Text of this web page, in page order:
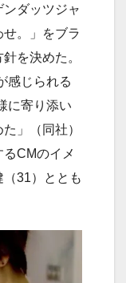
ダッツジャ
。」をブラ
を決めた。
感じられる
に寄り添い
」（同社）
CMのイメ
31）ととも